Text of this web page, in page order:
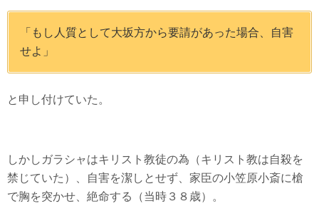
「もし人質として大坂方から要請があった場合、自害
せよ」
と申し付けていた。
しかしガラシャはキリスト教徒の為（キリスト教は自殺を
禁じていた）、自害を潔しとせず、家臣の小笠原小斎に槍
で胸を突かせ、絶命する（当時３８歳）。